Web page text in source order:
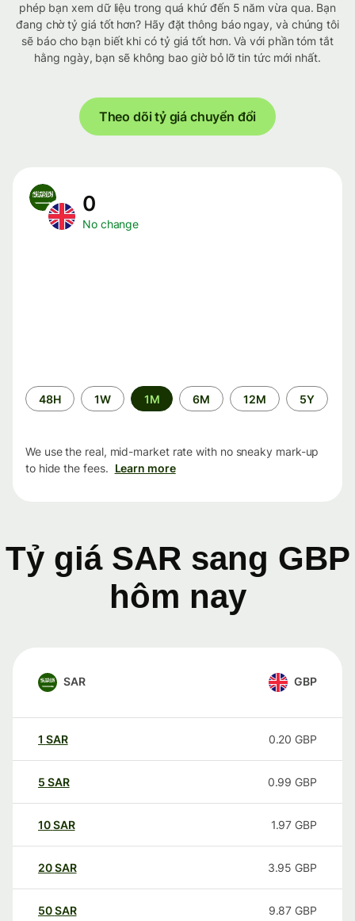
phép bạn xem dữ liệu trong quá khứ đến 5 năm vừa qua. Bạn
đang chờ tỷ giá tốt hơn? Hãy đặt thông báo ngay, và chúng tôi
sẽ báo cho bạn biết khi có tỷ giá tốt hơn. Và với phần tóm tắt
hằng ngày, bạn sẽ không bao giờ bỏ lỡ tin tức mới nhất.
Theo dõi tỷ giá chuyển đổi
0
No change
Time
period
48H 1W 1M 6M 12M 5Y
We use the real, mid-market rate with no sneaky mark-up
to hide the fees. Learn more
Tỷ giá SAR sang GBP
hôm nay
SAR GBP
1 SAR 0.20 GBP
5 SAR 0.99 GBP
10SAR 1.97 GBP
20SAR 3.95 GBP
50SAR 9.87 GBP